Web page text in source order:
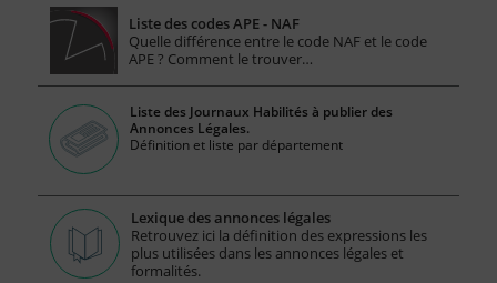
Liste des codes APE - NAF
Quelle différence entre le code NAF et le code
APE ? Comment le trouver…
Liste des Journaux Habilités à publier des
Annonces Légales.
Définition et liste par département
Lexique des annonces légales
Retrouvez ici la définition des expressions les
plus utilisées dans les annonces légales et
formalités.